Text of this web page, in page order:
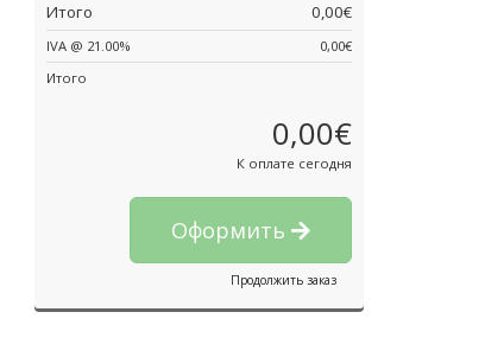
Итого 0,00€
IVA @ 21.00%
0,00€
Итого
0,00€
К оплате сегодня
Оформить
Продолжить заказ